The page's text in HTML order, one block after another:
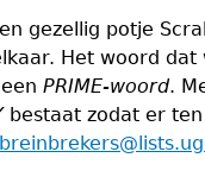
gezellig potje
Het woord
PRIME-woord.
bestaat zodat er